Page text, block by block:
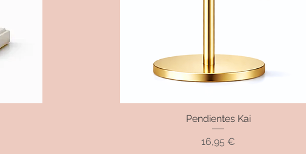
Vista rápida
Pendientes Kai
Precio
16,95 €